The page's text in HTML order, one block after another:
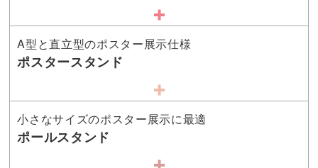
A型と直立型のポスター展示仕様
ポスタースタンド
小さなサイズのポスター展示に最適
ポールスタンド